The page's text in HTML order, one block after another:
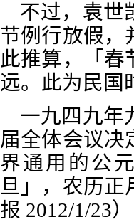
不过，袁世
节例行放假，
此推算，「春
远。此为民国
一九四九年
届全体会议决
界通用的公
旦」，农历正
报 2012/1/23）